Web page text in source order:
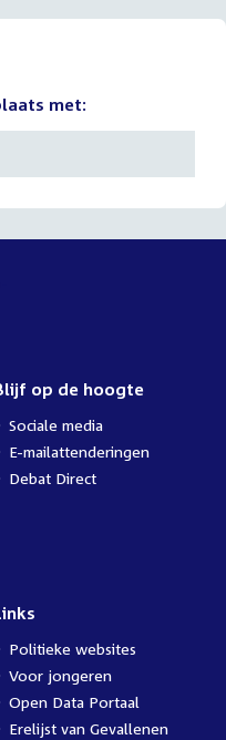
met:
op de hoogte
Sociale media
E-mailattenderingen
Debat Direct
Politieke websites
Voor jongeren
Open Data Portaal
Erelijst van Gevallenen